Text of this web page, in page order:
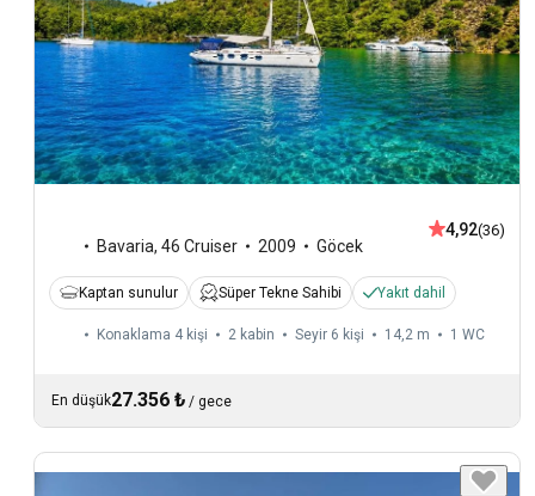
Bavaria, 46 Cruiser 2009 Göcek
4,92(36)
Kaptan sunulur Süper Tekne Sahibi Yakıt dahil
Konaklama 4 kişi 2 kabin Seyir 6 kişi 14,2 m 1 WC
En düşük27.356 ₺ / gece